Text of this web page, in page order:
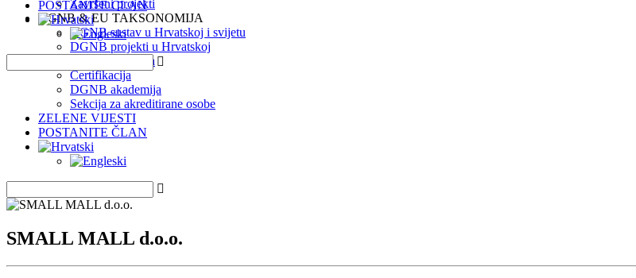
Završeni projekti
DGNB & EU TAKSONOMIJA
DGNB sustav u Hrvatskoj i svijetu
DGNB projekti u Hrvatskoj
EU Taksonomija
Certifikacija
DGNB akademija
Sekcija za akreditirane osobe
ZELENE VIJESTI
POSTANITE ČLAN
POSTANITE ČLAN
SMALL MALL d.o.o.